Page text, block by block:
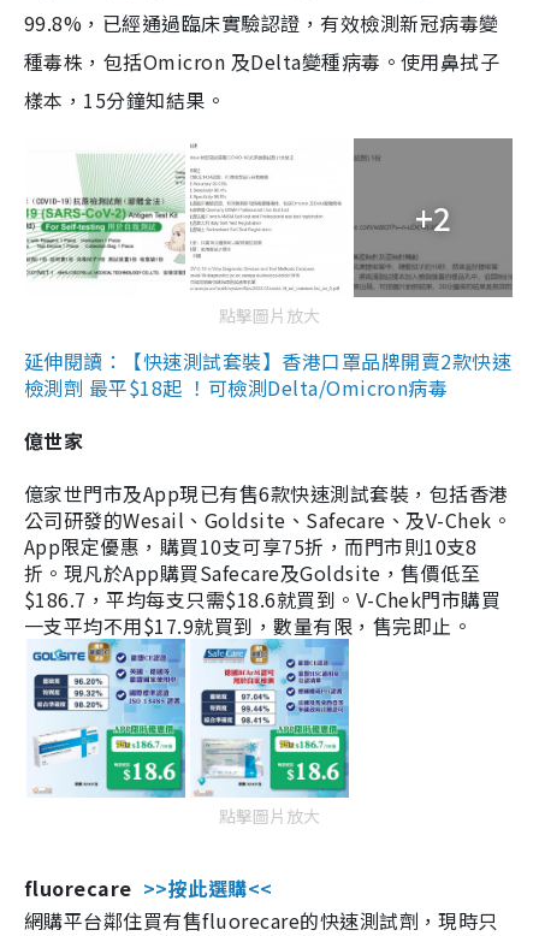
99.8%，已經通過臨床實驗認證，有效檢測新冠病毒變
種毒株，包括Omicron 及Delta變種病毒。使用鼻拭子
樣本，15分鐘知結果。
+2
點擊圖片放大
延伸閱讀：【快速測試套裝】香港口罩品牌開賣2款快速
檢測劑 最平$18起 ！可檢測Delta/Omicron病毒
億世家
億家世門市及App現已有售6款快速測試套裝，包括香港
公司研發的Wesail、Goldsite、Safecare、及V-Chek。
App限定優惠，購買10支可享75折，而門市則10支8
折。現凡於App購買Safecare及Goldsite，售價低至
$186.7，平均每支只需$18.6就買到。V-Chek門市購買
一支平均不用$17.9就買到，數量有限，售完即止。
點擊圖片放大
fluorecare >>按此選購<<
網購平台鄰住買有售fluorecare的快速測試劑，現時只